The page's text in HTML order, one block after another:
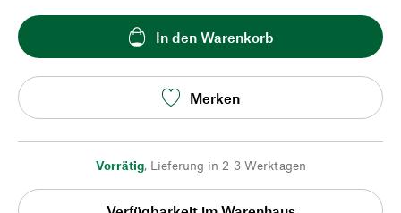
In den Warenkorb
Merken
Vorrätig, Lieferung in 2-3 Werktagen